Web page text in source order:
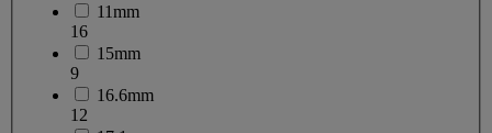
11mm
16
15mm
9
16.6mm
12